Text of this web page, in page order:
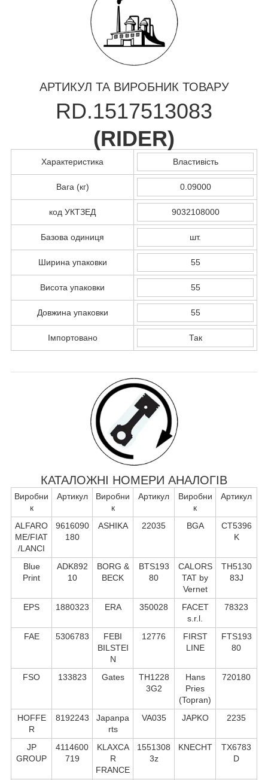
АРТИКУЛ ТА ВИРОБНИК ТОВАРУ
RD.1517513083
(RIDER)
Характеристика Властивість
Вага (кг) 0.09000
код УКТЗЕД 9032108000
Базова одиниця шт.
Ширина упаковки 55
Висота упаковки 55
Довжина упаковки 55
Імпортовано Так
КАТАЛОЖНІ НОМЕРИ АНАЛОГІВ
Виробни
к
Артикул
Виробни
к
Артикул
Виробни
к
Артикул
ALFARO
ME/FIAT
/LANCI
9616090
180
ASHIKA 22035 BGA
CT5396
K
Blue
Print
ADK892
10
BORG &
BECK
BTS193
80
CALORS
TAT by
Vernet
TH5130
83J
EPS 1880323 ERA 350028
FACET
s.r.l.
78323
FAE 5306783
FEBI
BILSTEI
N
12776
FIRST
LINE
FTS193
80
FSO 133823 Gates
TH1228
3G2
Hans
Pries
(Topran)
720180
HOFFE
R
8192243
Japanpa
rts
VA035 JAPKO 2235
JP
GROUP
4114600
719
KLAXCA
R
FRANCE
1551308
3z
KNECHT
TX6783
D